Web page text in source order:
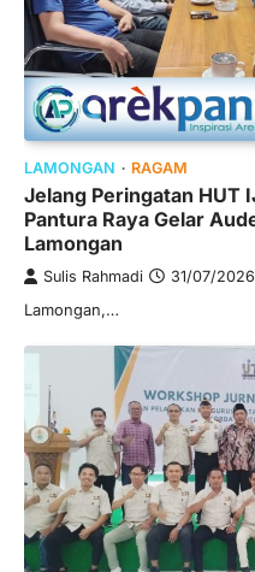
LAMONGAN RAGAM
Jelang Peringatan HUT
Pantura Raya Gelar
Lamongan
Sulis Rahmadi 31/07/2026
Lamongan,…